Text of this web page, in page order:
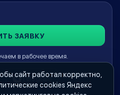
ЗАЯВКУ
в рабочее время.
Telegram
сайт работал корректно,
cookies Яндекс